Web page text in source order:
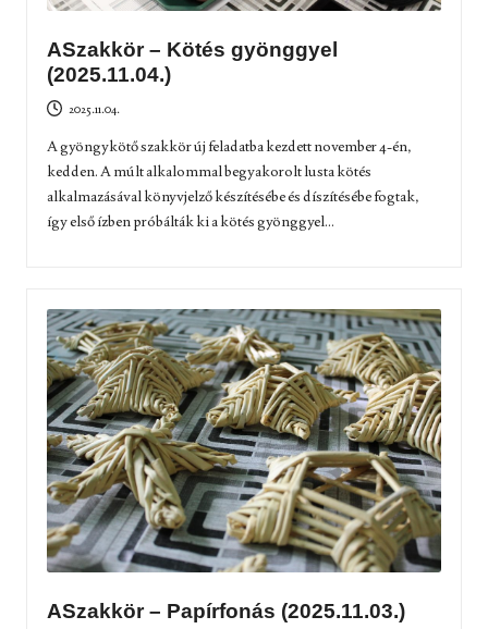
ASzakkör – Kötés gyönggyel
(2025.11.04.)
2025.11.04.
A gyöngykötő szakkör új feladatba kezdett november 4-én,
kedden. A múlt alkalommal begyakorolt lusta kötés
alkalmazásával könyvjelző készítésébe és díszítésébe fogtak,
így első ízben próbálták ki a kötés gyönggyel...
ASzakkör – Papírfonás (2025.11.03.)